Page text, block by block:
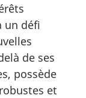
un défi
de ses
possède
et